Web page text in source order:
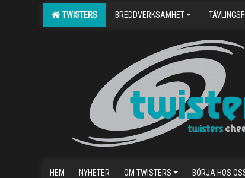
TWISTERS BREDDVERKSAMHET
HEM NYHETER OM TWISTERS BÖRJA HOS